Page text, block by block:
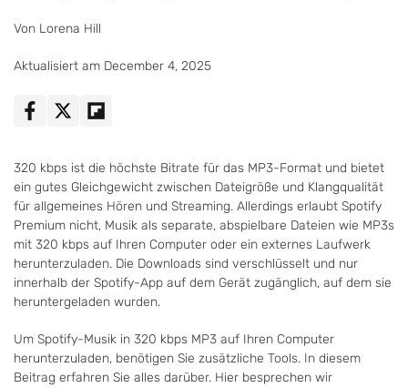
Von Lorena Hill
Aktualisiert am December 4, 2025
320 kbps ist die höchste Bitrate für das MP3-Format und bietet
ein gutes Gleichgewicht zwischen Dateigröße und Klangqualität
für allgemeines Hören und Streaming. Allerdings erlaubt Spotify
Premium nicht, Musik als separate, abspielbare Dateien wie MP3s
mit 320 kbps auf Ihren Computer oder ein externes Laufwerk
herunterzuladen. Die Downloads sind verschlüsselt und nur
innerhalb der Spotify-App auf dem Gerät zugänglich, auf dem sie
heruntergeladen wurden.
Um Spotify-Musik in 320 kbps MP3 auf Ihren Computer
herunterzuladen, benötigen Sie zusätzliche Tools. In diesem
Beitrag erfahren Sie alles darüber. Hier besprechen wir